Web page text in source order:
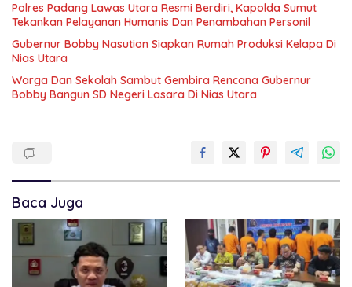
Polres Padang Lawas Utara Resmi Berdiri, Kapolda Sumut
Tekankan Pelayanan Humanis Dan Penambahan Personil
Gubernur Bobby Nasution Siapkan Rumah Produksi Kelapa Di
Nias Utara
Warga Dan Sekolah Sambut Gembira Rencana Gubernur
Bobby Bangun SD Negeri Lasara Di Nias Utara
Baca Juga